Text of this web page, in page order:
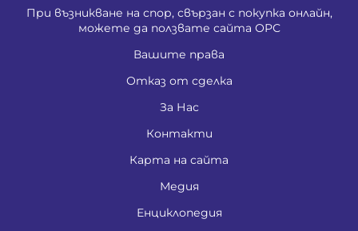
При възникване на спор, свързан с покупка онлайн,
можете да ползвате сайта ОРС
Вашите права
Отказ от сделка
За Нас
Контакти
Карта на сайта
Медия
Енциклопедия